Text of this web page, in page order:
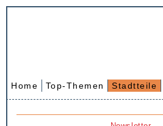
Home Top-Themen Stadtteile